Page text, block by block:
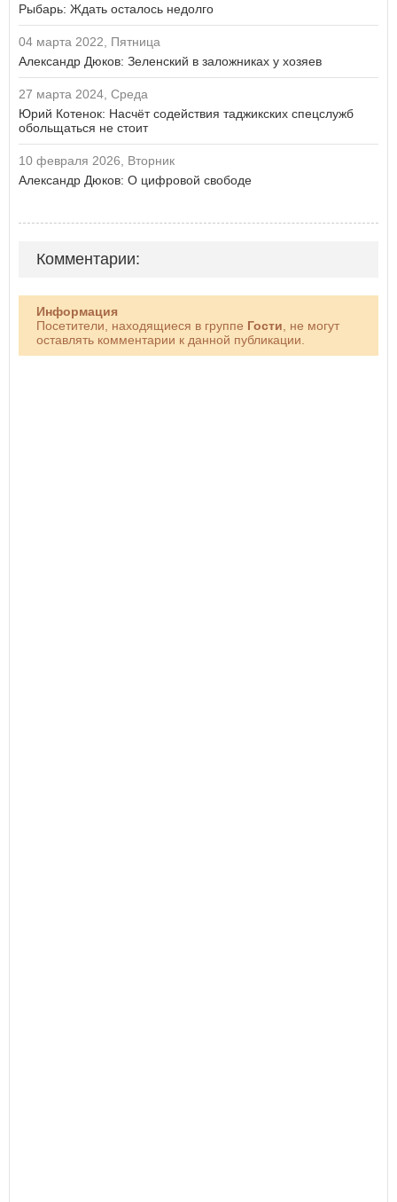
Рыбарь: Ждать осталось недолго
04 марта 2022, Пятница
Александр Дюков: Зеленский в заложниках у хозяев
27 марта 2024, Среда
Юрий Котенок: Насчёт содействия таджикских спецслужб
обольщаться не стоит
10 февраля 2026, Вторник
Александр Дюков: О цифровой свободе
Комментарии:
Информация
Посетители, находящиеся в группе Гости , не могут
оставлять комментарии к данной публикации.